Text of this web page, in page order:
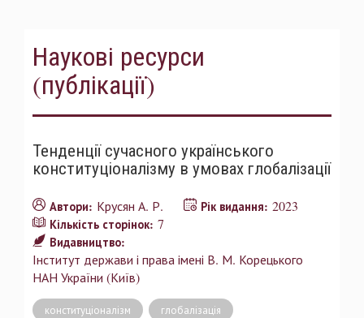
Наукові ресурси
(публікації)
Тенденції сучасного українського
конституціоналізму в умовах глобалізації
Автори: Крусян А. Р. Рік видання: 2023
Кількість сторінок: 7
Видавництво:
Інститут держави і права імені В. М. Корецького
НАН України (Київ)
конституціоналізм
глобалізація